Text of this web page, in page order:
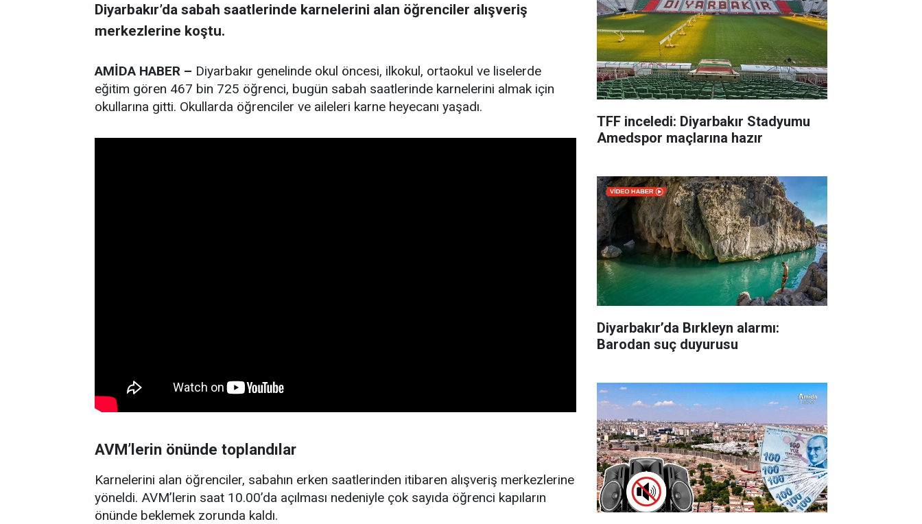
Diyarbakır’da sabah saatlerinde karnelerini alan öğrenciler alışveriş
merkezlerine koştu.
AMİDA HABER – Diyarbakır genelinde okul öncesi, ilkokul, ortaokul ve liselerde
eğitim gören 467 bin 725 öğrenci, bugün sabah saatlerinde karnelerini almak için
okullarına gitti. Okullarda öğrenciler ve aileleri karne heyecanı yaşadı.
AVM’lerin önünde toplandılar
Karnelerini alan öğrenciler, sabahın erken saatlerinden itibaren alışveriş merkezlerine
yöneldi. AVM’lerin saat 10.00’da açılması nedeniyle çok sayıda öğrenci kapıların
önünde beklemek zorunda kaldı.
TFF inceledi: Diyarbakır Stadyumu
Amedspor maçlarına hazır
Diyarbakır’da Bırkleyn alarmı:
Barodan suç duyurusu